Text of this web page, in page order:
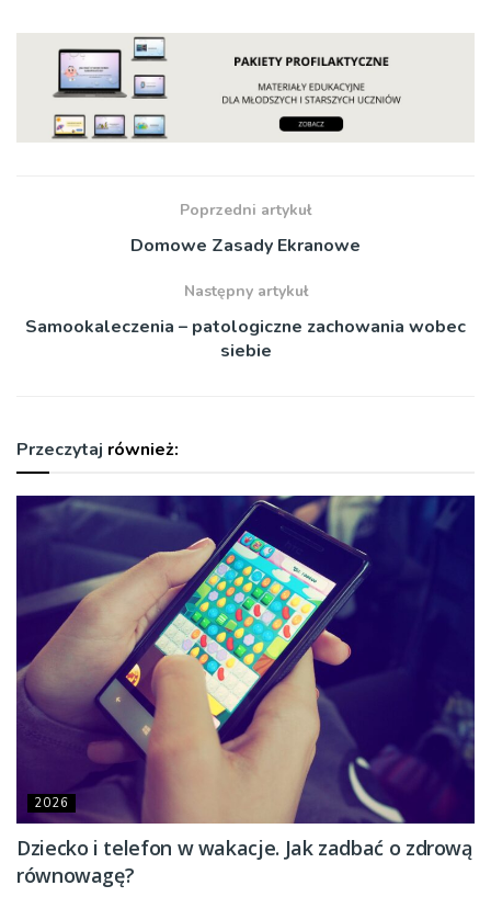
Poprzedni artykuł
Domowe Zasady Ekranowe
Następny artykuł
Samookaleczenia – patologiczne zachowania wobec
siebie
Przeczytaj również:
2026
Dziecko i telefon w wakacje. Jak zadbać o zdrową
równowagę?